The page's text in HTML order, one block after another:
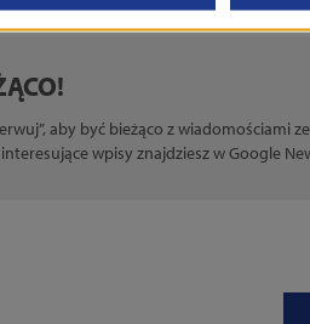
aby być bieżąco z wiadomościami ze
wpisy znajdziesz w Google